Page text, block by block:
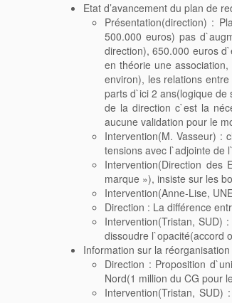
Etat d’avancement du plan de
Présentation(direction) :
500.000 euros) pas
direction), 650.000 euros
en théorie une
environ), les relations
parts d`ici 2 ans(logique
de la direction c`est la
aucune validation pour le
Intervention(M. Vasseur) :
tensions avec l`adjointe de
Intervention(Direction
marque »), insiste sur les
Intervention(Anne-Lise,
Direction : La différence
Intervention(Tristan, SUD)
dissoudre l`opacité(accord
Information sur la
Direction : Proposition
Nord(1 million du CG pour
Intervention(Tristan,